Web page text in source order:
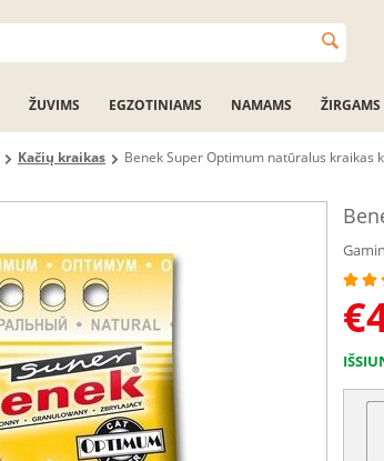
ŽUVIMS EGZOTINIAMS NAMAMS ŽIRGAMS
Kačių kraikas Benek Super Optimum natūralus kraikas
€